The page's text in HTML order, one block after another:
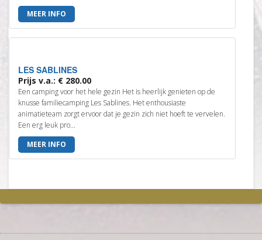
MEER INFO
LES SABLINES
Prijs v.a.: € 280.00
Een camping voor het hele gezin Het is heerlijk genieten op de
knusse familiecamping Les Sablines. Het enthousiaste
animatieteam zorgt ervoor dat je gezin zich niet hoeft te vervelen.
Een erg leuk pro...
MEER INFO